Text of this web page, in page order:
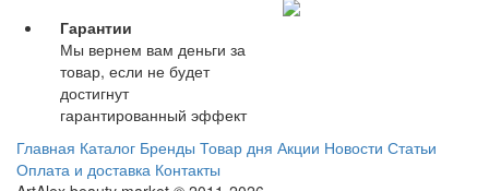
Гарантии
Мы вернем вам деньги за
товар, если не будет
достигнут
гарантированный эффект
Главная Каталог Бренды Товар дня Акции Новости Статьи
Оплата и доставка Контакты